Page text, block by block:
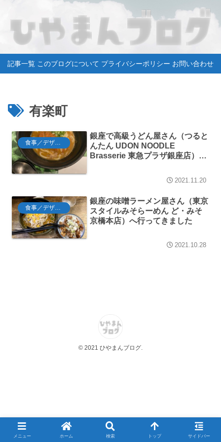
記事一覧 このブログについて プライバシーポリシー お問い合わせ
有楽町
食事／デザート
銀座で高級うどん屋さん（つると
んたん UDON NOODLE
Brasserie 東急プラザ銀座店）へ
2021.11.20
銀座の味噌ラーメン屋さん（東京
スタイルみそらーめん ど・みそ
京橋本店）へ行ってきました
2021.10.28
© 2021 ひやまんブログ.
メニュー ホーム 検索 トップ サイドバー